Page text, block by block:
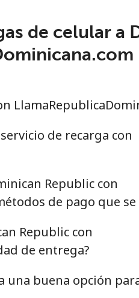
de celular a
de recarga con
Republic con
de pago que se
Republic con
de entrega?
una buena opción